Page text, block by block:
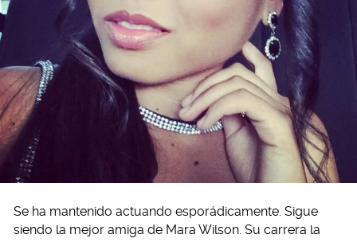
Se ha mantenido actuando esporádicamente. Sigue
siendo la mejor amiga de Mara Wilson. Su carrera la